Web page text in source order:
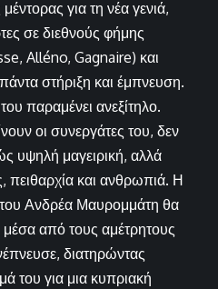
για τη νέα γενιά,
σε διεθνούς φήμης
Alléno, Gagnaire) και
στήριξη και έμπνευση.
παραμένει ανεξίτηλο.
οι συνεργάτες του, δεν
υψηλή μαγειρική, αλλά
πειθαρχία και ανθρωπιά. Η
Ανδρέα Μαυρομμάτη θα
μέσα από τους αμέτρητους
διατηρώντας
του για μια κυπριακή